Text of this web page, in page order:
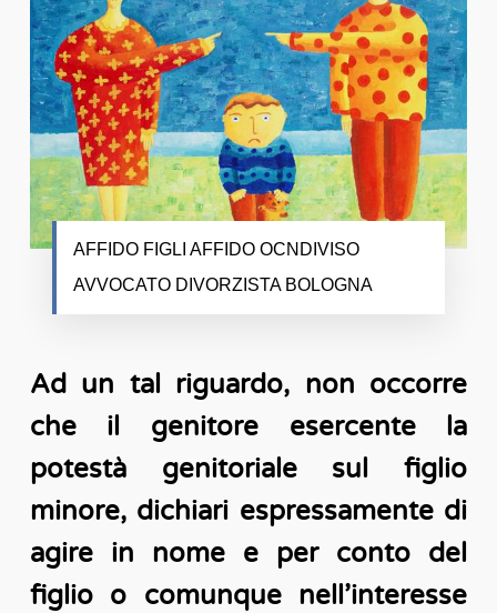
AFFIDO FIGLI AFFIDO OCNDIVISO
AVVOCATO DIVORZISTA BOLOGNA
Ad un tal riguardo, non occorre
che il genitore esercente la
potestà genitoriale sul figlio
minore, dichiari espressamente di
agire in nome e per conto del
figlio o comunque nell’interesse